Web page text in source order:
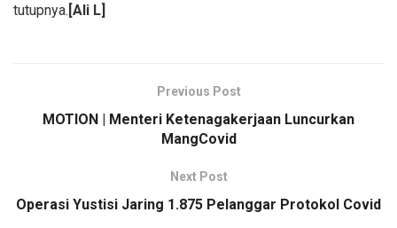
tutupnya. [Ali L]
Previous Post
MOTION | Menteri Ketenagakerjaan Luncurkan
MangCovid
Next Post
Operasi Yustisi Jaring 1.875 Pelanggar Protokol Covid